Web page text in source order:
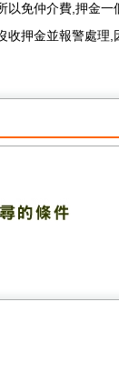
以免仲介費,押金一
收押金並報警處理,